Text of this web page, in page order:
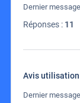
Dernier
Réponses : 11
Avis
Dernier